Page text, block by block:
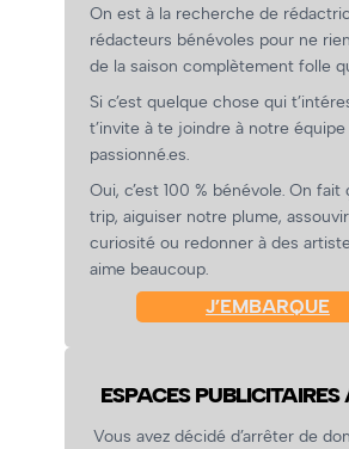
On est à la recherche de
rédacteurs bénévoles pour ne
de la saison complètement folle
Si c’est quelque chose qui
t’invite à te joindre à notre équipe
passionné.es.
Oui, c’est 100 % bénévole. On fait
trip, aiguiser notre plume,
curiosité ou redonner à des
aime beaucoup.
J’EMBARQUE
ESPACES PUBLICITAIRES
Vous avez décidé d’arrêter de